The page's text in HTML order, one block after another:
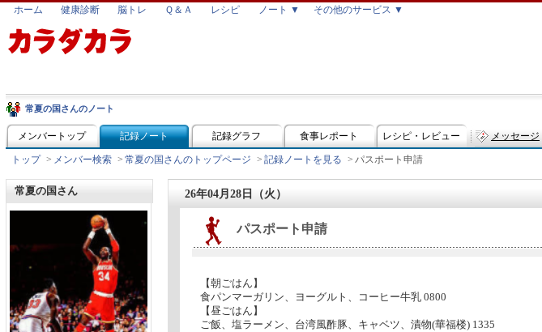
ホーム 健康診断 脳トレ Ｑ＆Ａ レシピ ノート ▼ その他のサービス ▼
常夏の国さんのノート
メンバートップ 記録ノート 記録グラフ 食事レポート レシピ・レビュー メッセージ
トップ > メンバー検索 > 常夏の国さんのトップページ > 記録ノートを見る > パスポート申請
常夏の国さん 26年04月28日（火）
パスポート申請
【朝ごはん】
食パンマーガリン、ヨーグルト、コーヒー牛乳 0800
【昼ごはん】
ご飯、塩ラーメン、台湾風酢豚、キャベツ、漬物(華福楼) 1335